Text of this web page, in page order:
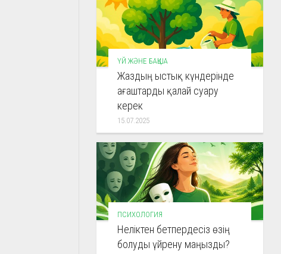
ҮЙ ЖӘНЕ БАҚША
Жаздың ыстық күндерінде
ағаштарды қалай суару
керек
15.07.2025
ПСИХОЛОГИЯ
Неліктен бетпердесіз өзің
болуды үйрену маңызды?